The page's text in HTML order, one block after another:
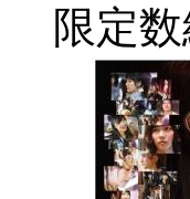
限定